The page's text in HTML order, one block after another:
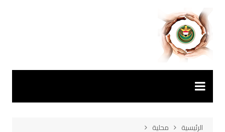
المحتوى
الرئيسية
محلية